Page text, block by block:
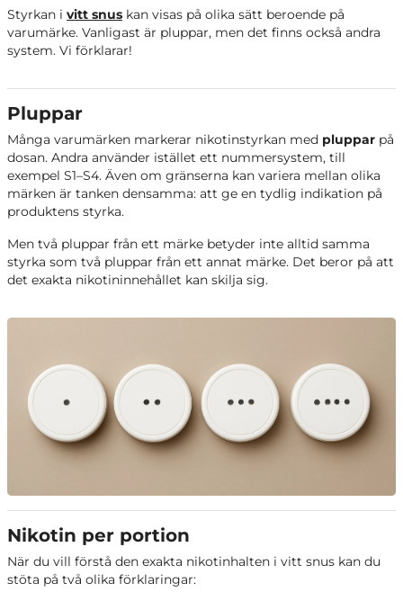
Styrkan i vitt snus kan visas på olika sätt beroende på
varumärke. Vanligast är pluppar, men det finns också andra
system. Vi förklarar!
Pluppar
Många varumärken markerar nikotinstyrkan med pluppar på
dosan. Andra använder istället ett nummersystem, till
exempel S1–S4. Även om gränserna kan variera mellan olika
märken är tanken densamma: att ge en tydlig indikation på
produktens styrka.
Men två pluppar från ett märke betyder inte alltid samma
styrka som två pluppar från ett annat märke. Det beror på att
det exakta nikotininnehållet kan skilja sig.
Nikotin per portion
När du vill förstå den exakta nikotinhalten i vitt snus kan du
stöta på två olika förklaringar: